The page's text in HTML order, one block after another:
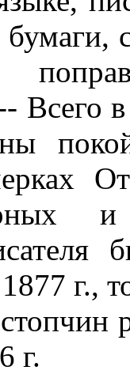
Всего
и
1877
г.